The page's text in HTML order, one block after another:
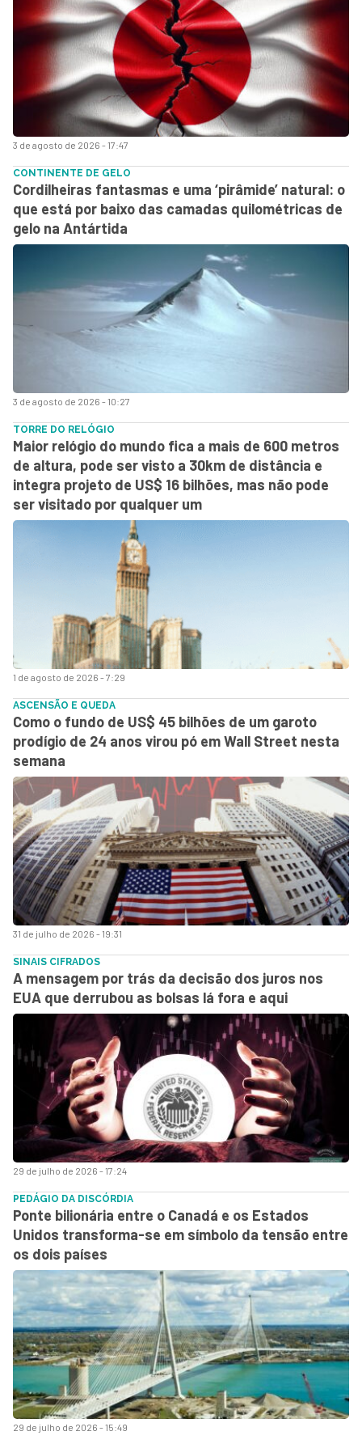
3 de agosto de 2026 - 17:47
3 de agosto de 2026 - 10:27
CONTINENTE DE GELO
Cordilheiras fantasmas e uma ‘pirâmide’ natural: o
que está por baixo das camadas quilométricas de
gelo na Antártida
1 de agosto de 2026 - 7:29
TORRE DO RELÓGIO
Maior relógio do mundo fica a mais de 600 metros
de altura, pode ser visto a 30km de distância e
integra projeto de US$ 16 bilhões, mas não pode
ser visitado por qualquer um
31 de julho de 2026 - 19:31
ASCENSÃO E QUEDA
Como o fundo de US$ 45 bilhões de um garoto
prodígio de 24 anos virou pó em Wall Street nesta
semana
29 de julho de 2026 - 17:24
SINAIS CIFRADOS
A mensagem por trás da decisão dos juros nos
EUA que derrubou as bolsas lá fora e aqui
29 de julho de 2026 - 15:49
PEDÁGIO DA DISCÓRDIA
Ponte bilionária entre o Canadá e os Estados
Unidos transforma-se em símbolo da tensão entre
os dois países